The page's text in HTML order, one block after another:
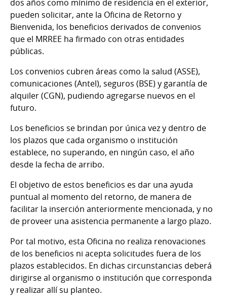
dos años como mínimo de residencia en el exterior,
pueden solicitar, ante la Oficina de Retorno y
Bienvenida, los beneficios derivados de convenios
que el MRREE ha firmado con otras entidades
públicas.
Los convenios cubren áreas como la salud (ASSE),
comunicaciones (Antel), seguros (BSE) y garantía de
alquiler (CGN), pudiendo agregarse nuevos en el
futuro.
Los beneficios se brindan por única vez y dentro de
los plazos que cada organismo o institución
establece, no superando, en ningún caso, el año
desde la fecha de arribo.
El objetivo de estos beneficios es dar una ayuda
puntual al momento del retorno, de manera de
facilitar la inserción anteriormente mencionada, y no
de proveer una asistencia permanente a largo plazo.
Por tal motivo, esta Oficina no realiza renovaciones
de los beneficios ni acepta solicitudes fuera de los
plazos establecidos. En dichas circunstancias deberá
dirigirse al organismo o institución que corresponda
y realizar allí su planteo.